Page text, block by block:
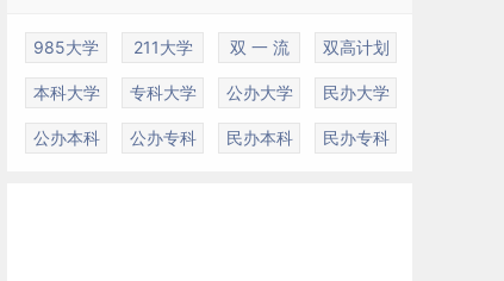
985大学 211大学 双 一 流 双高计划
本科大学 专科大学 公办大学 民办大学
公办本科 公办专科 民办本科 民办专科